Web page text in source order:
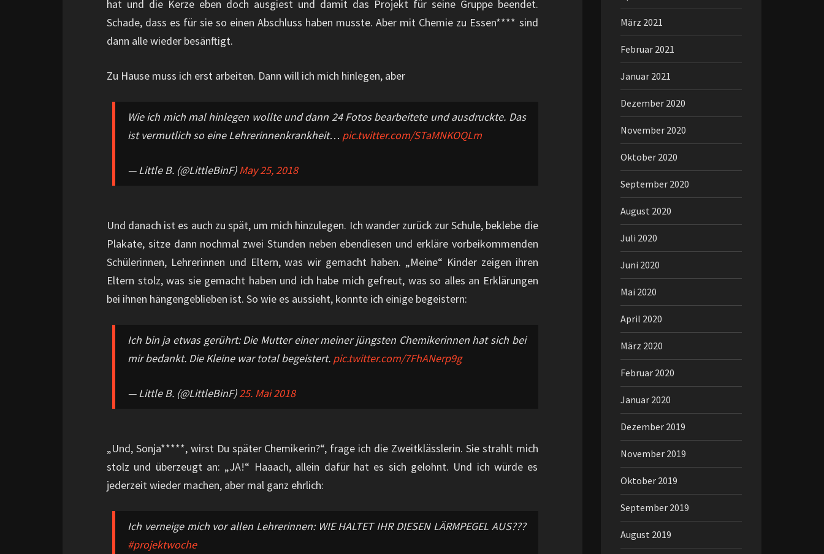
hat und die Kerze eben doch ausgiest und damit das Projekt für seine Gruppe beendet.
Schade, dass es für sie so einen Abschluss haben musste. Aber mit Chemie zu Essen**** sind
dann alle wieder besänftigt.
Zu Hause muss ich erst arbeiten. Dann will ich mich hinlegen, aber
Wie ich mich mal hinlegen wollte und dann 24 Fotos bearbeitete und ausdruckte. Das
ist vermutlich so eine Lehrerinnenkrankheit… pic.twitter.com/STaMNKOQLm
— Little B. (@LittleBinF)May 25, 2018
Und danach ist es auch zu spät, um mich hinzulegen. Ich wander zurück zur Schule, beklebe die
Plakate, sitze dann nochmal zwei Stunden neben ebendiesen und erkläre vorbeikommenden
Schülerinnen, Lehrerinnen und Eltern, was wir gemacht haben. „Meine“ Kinder zeigen ihren
Eltern stolz, was sie gemacht haben und ich habe mich gefreut, was so alles an Erklärungen
bei ihnen hängengeblieben ist. So wie es aussieht, konnte ich einige begeistern:
Ich bin ja etwas gerührt: Die Mutter einer meiner jüngsten Chemikerinnen hat sich bei
mir bedankt. Die Kleine war total begeistert. pic.twitter.com/7FhANerp9g
— Little B. (@LittleBinF)25. Mai 2018
„Und, Sonja*****, wirst Du später Chemikerin?“, frage ich die Zweitklässlerin. Sie strahlt mich
stolz und überzeugt an: „JA!“ Haaach, allein dafür hat es sich gelohnt. Und ich würde es
jederzeit wieder machen, aber mal ganz ehrlich:
Ich verneige mich vor allen Lehrerinnen: WIE HALTET IHR DIESEN LÄRMPEGEL AUS???
#projektwoche
März 2021
Februar 2021
Januar 2021
Dezember 2020
November 2020
Oktober 2020
September 2020
August 2020
Juli 2020
Juni 2020
Mai 2020
April 2020
März 2020
Februar 2020
Januar 2020
Dezember 2019
November 2019
Oktober 2019
September 2019
August 2019